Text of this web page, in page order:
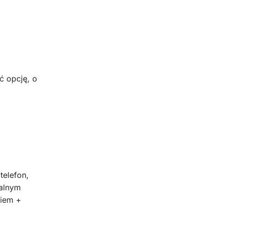
opcję, o
+